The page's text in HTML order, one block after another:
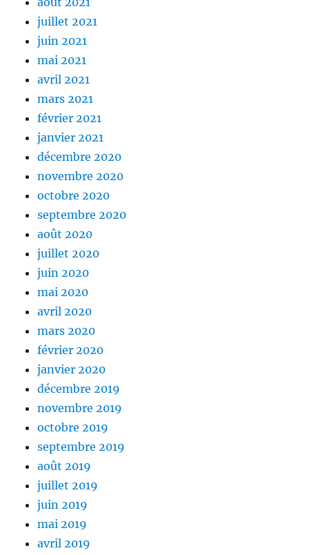
juillet 2021
juin 2021
mai 2021
avril 2021
mars 2021
février 2021
janvier 2021
décembre 2020
novembre 2020
octobre 2020
septembre 2020
août 2020
juillet 2020
juin 2020
mai 2020
avril 2020
mars 2020
février 2020
janvier 2020
décembre 2019
novembre 2019
octobre 2019
septembre 2019
août 2019
juillet 2019
juin 2019
mai 2019
avril 2019